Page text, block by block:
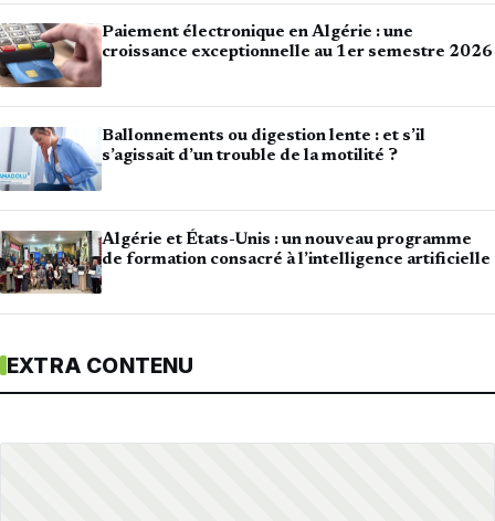
Paiement électronique en Algérie : une
croissance exceptionnelle au 1er semestre 2026
Ballonnements ou digestion lente : et s’il
s’agissait d’un trouble de la motilité ?
Algérie et États-Unis : un nouveau programme
de formation consacré à l’intelligence artificielle
EXTRA CONTENU